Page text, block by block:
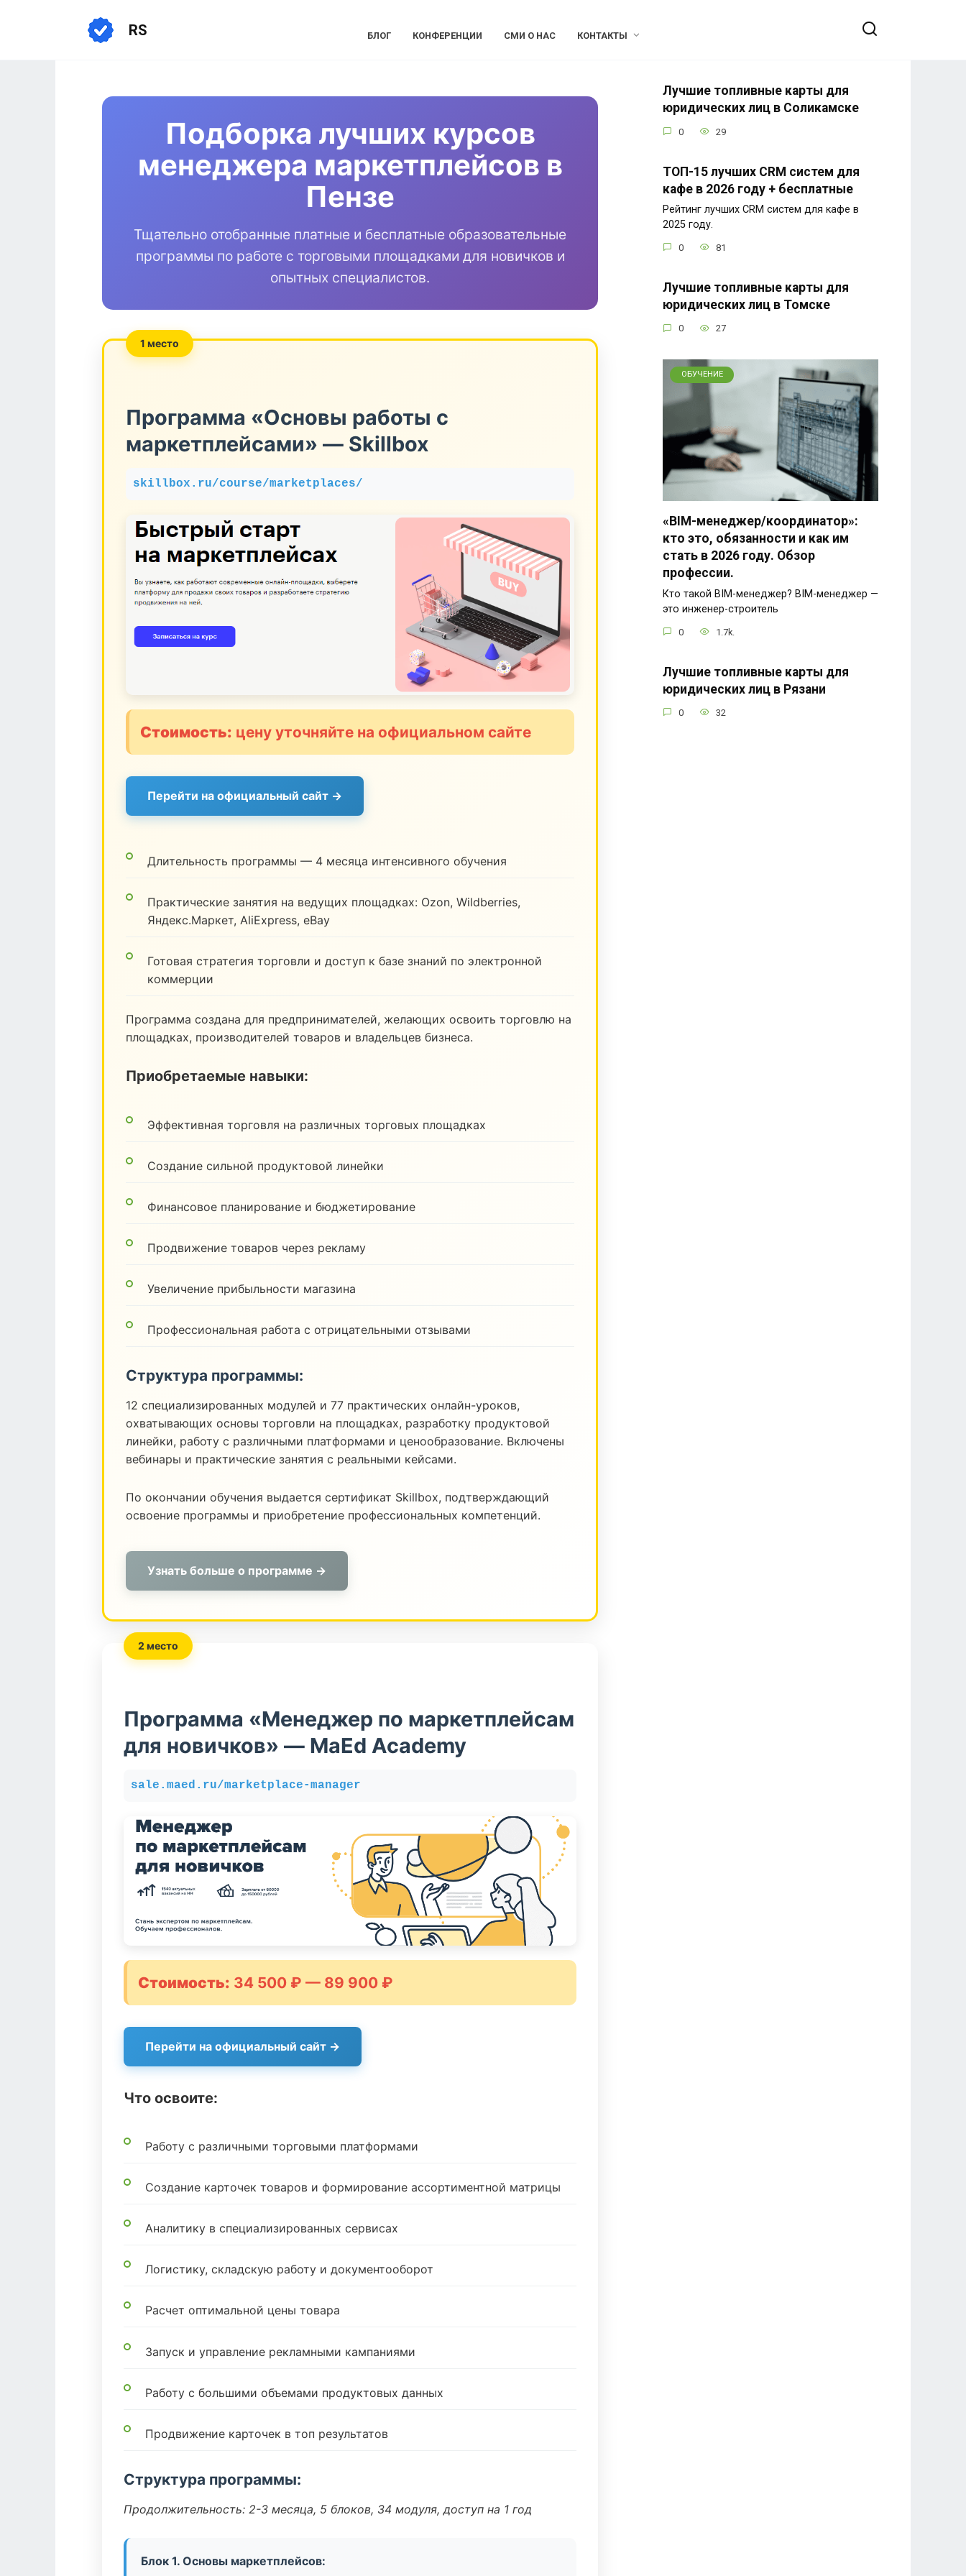
RS БЛОГ КОНФЕРЕНЦИИ СМИ О НАС КОНТАКТЫ
Подборка лучших курсов
менеджера маркетплейсов в
Пензе
Тщательно отобранные платные и бесплатные образовательные
программы по работе с торговыми площадками для новичков и
опытных специалистов.
1 место
Программа «Основы работы с
маркетплейсами» — Skillbox
skillbox.ru/course/marketplaces/
Стоимость: цену уточняйте на официальном сайте
Перейти на официальный сайт →
Длительность программы — 4 месяца интенсивного обучения
Практические занятия на ведущих площадках: Ozon, Wildberries,
Яндекс.Маркет, AliExpress, eBay
Готовая стратегия торговли и доступ к базе знаний по электронной
коммерции
Программа создана для предпринимателей, желающих освоить торговлю на
площадках, производителей товаров и владельцев бизнеса.
Приобретаемые навыки:
Эффективная торговля на различных торговых площадках
Создание сильной продуктовой линейки
Финансовое планирование и бюджетирование
Продвижение товаров через рекламу
Увеличение прибыльности магазина
Профессиональная работа с отрицательными отзывами
Структура программы:
12 специализированных модулей и 77 практических онлайн-уроков,
охватывающих основы торговли на площадках, разработку продуктовой
линейки, работу с различными платформами и ценообразование. Включены
вебинары и практические занятия с реальными кейсами.
По окончании обучения выдается сертификат Skillbox, подтверждающий
освоение программы и приобретение профессиональных компетенций.
Узнать больше о программе →
2 место
Программа «Менеджер по маркетплейсам
для новичков» — MaEd Academy
sale.maed.ru/marketplace-manager
Стоимость: 34 500 ₽ — 89 900 ₽
Перейти на официальный сайт →
Что освоите:
Работу с различными торговыми платформами
Создание карточек товаров и формирование ассортиментной матрицы
Аналитику в специализированных сервисах
Логистику, складскую работу и документооборот
Расчет оптимальной цены товара
Запуск и управление рекламными кампаниями
Работу с большими объемами продуктовых данных
Продвижение карточек в топ результатов
Структура программы:
Продолжительность: 2-3 месяца, 5 блоков, 34 модуля, доступ на 1 год
Блок 1. Основы маркетплейсов:
Лучшие топливные карты для
юридических лиц в Соликамске
0 29
ТОП-15 лучших CRM систем для
кафе в 2026 году + бесплатные
Рейтинг лучших CRM систем для кафе в
2025 году.
0 81
Лучшие топливные карты для
юридических лиц в Томске
0 27
ОБУЧЕНИЕ
«BIM-менеджер/координатор»:
кто это, обязанности и как им
стать в 2026 году. Обзор
профессии.
Кто такой BIM-менеджер? BIM-менеджер —
это инженер-строитель
0 1.7k.
Лучшие топливные карты для
юридических лиц в Рязани
0 32